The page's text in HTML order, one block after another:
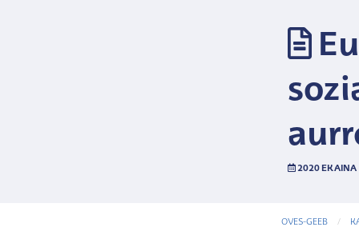
2020 EKAINA
OVES-GEEB